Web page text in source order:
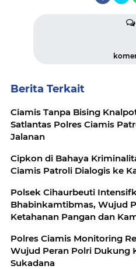
Berita Terkait
Ciamis Tanpa Bising
Satlantas Polres Ciamis
Jalanan
Cipkon di Bahaya
Ciamis Patroli Dialogis ke
Polsek Cihaurbeuti
Bhabinkamtibmas, Wujud
Ketahanan Pangan dan
Polres Ciamis Monitoring
Wujud Peran Polri Dukung
Sukadana